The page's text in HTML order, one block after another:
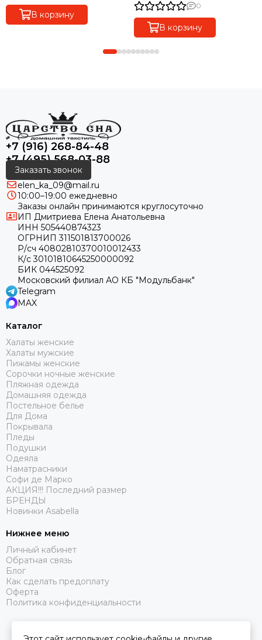
В корзину
0
В корзину
+7 (916) 268-84-48
+7 (495) 568-03-88
Заказать звонок
elen_ka_09@mail.ru
10:00–19:00 ежедневно
Заказы онлайн принимаются круглосуточно
ИП Дмитриева Елена Анатольевна
ИНН 505440874323
ОГРНИП 311501813700026
Р/сч 40802810370010012433
К/с 30101810645250000092
БИК 044525092
Московский филиал АО КБ "Модульбанк"
Telegram
MAX
Каталог
Халаты женские
Халаты мужские
Пижамы женские
Сорочки ночные женские
Пляжная одежда
Домашняя одежда
Постельное белье
Для Дома
Покрывала
Пледы
Подушки
Одеяла
Наматрасники
Софи де Марко
АКЦИЯ!!! Последний размер
БРЕНДЫ
Новинки Asabella
Нижнее меню
Личный кабинет
Обратная связь
Блог
Как сделать предоплату
Оферта
Политика конфиденциальности